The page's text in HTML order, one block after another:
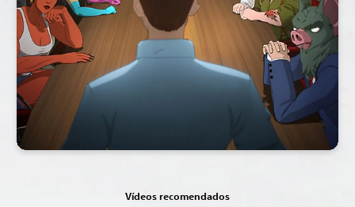
Vídeos recomendados